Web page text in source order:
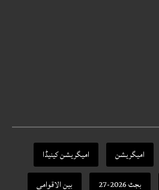
امیگریشن
امیگریشن کینیڈا
بجٹ 2026-27 بین الاقوامی